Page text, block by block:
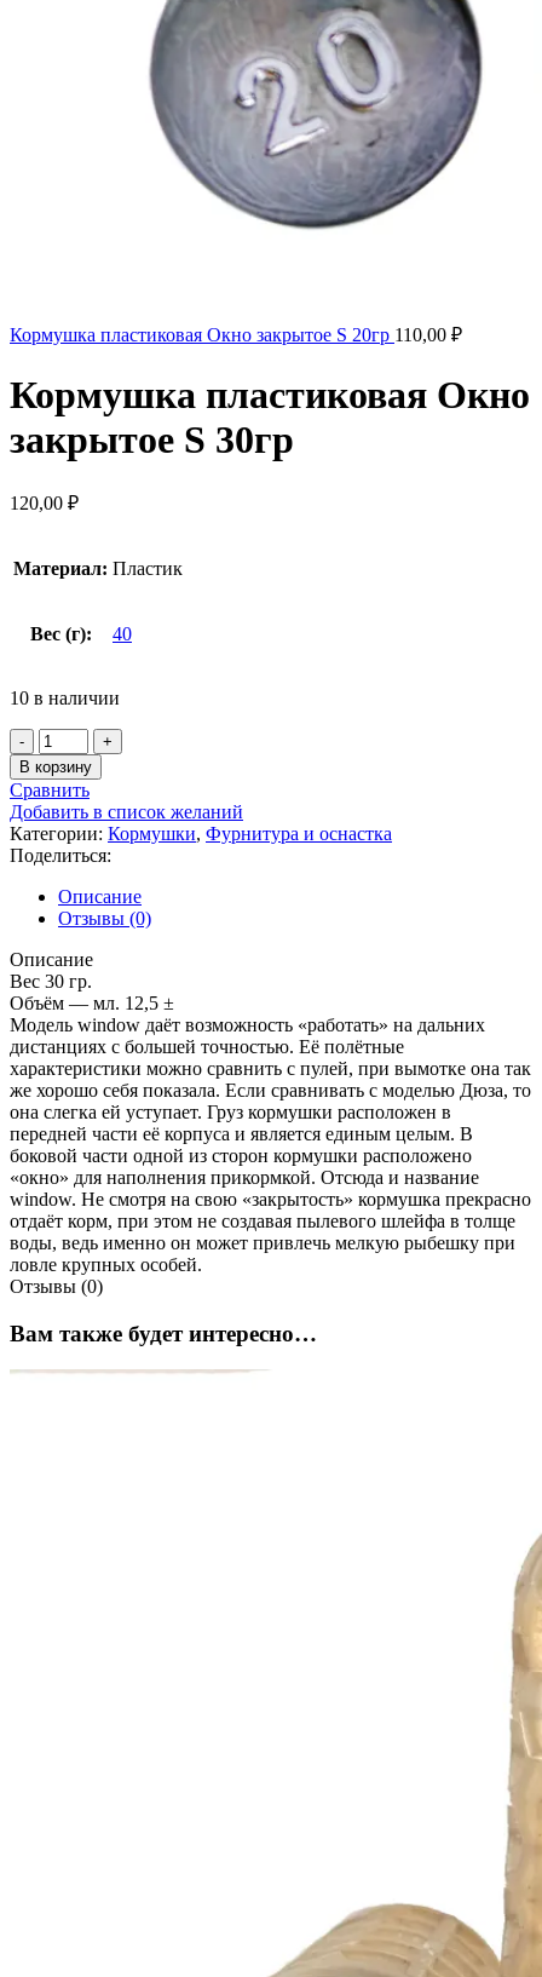
Кормушка пластиковая Окно закрытое S 20гр 110,00 ₽
Кормушка пластиковая Окно
закрытое S 30гр
120,00 ₽
Материал: Пластик
Вес (г): 40
10 в наличии
Количество
товара
Кормушка
пластиковая
Окно
закрытое
S
30гр
В корзину
Сравнить
Добавить в список желаний
Категории: Кормушки, Фурнитура и оснастка
Поделиться:
Описание
Отзывы (0)
Описание
Вес 30 гр.
Объём — мл. 12,5 ±
Модель window даёт возможность «работать» на дальних
дистанциях с большей точностью. Её полётные
характеристики можно сравнить с пулей, при вымотке она так
же хорошо себя показала. Если сравнивать с моделью Дюза, то
она слегка ей уступает. Груз кормушки расположен в
передней части её корпуса и является единым целым. В
боковой части одной из сторон кормушки расположено
«окно» для наполнения прикормкой. Отсюда и название
window. Не смотря на свою «закрытость» кормушка прекрасно
отдаёт корм, при этом не создавая пылевого шлейфа в толще
воды, ведь именно он может привлечь мелкую рыбешку при
ловле крупных особей.
Отзывы (0)
Вам также будет интересно…